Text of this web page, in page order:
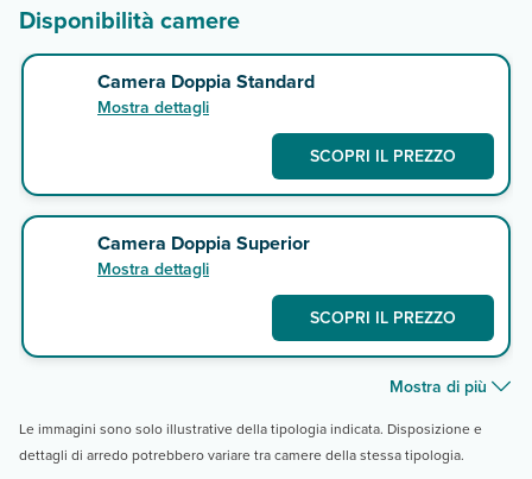
Disponibilità camere
Camera Doppia Standard
Mostra dettagli
SCOPRI IL PREZZO
Camera Doppia Superior
Mostra dettagli
SCOPRI IL PREZZO
Mostra di più
Le immagini sono solo illustrative della tipologia indicata. Disposizione e
dettagli di arredo potrebbero variare tra camere della stessa tipologia.